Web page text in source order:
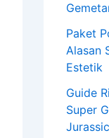
Paket
Alasan
Estetik
Guide
Super